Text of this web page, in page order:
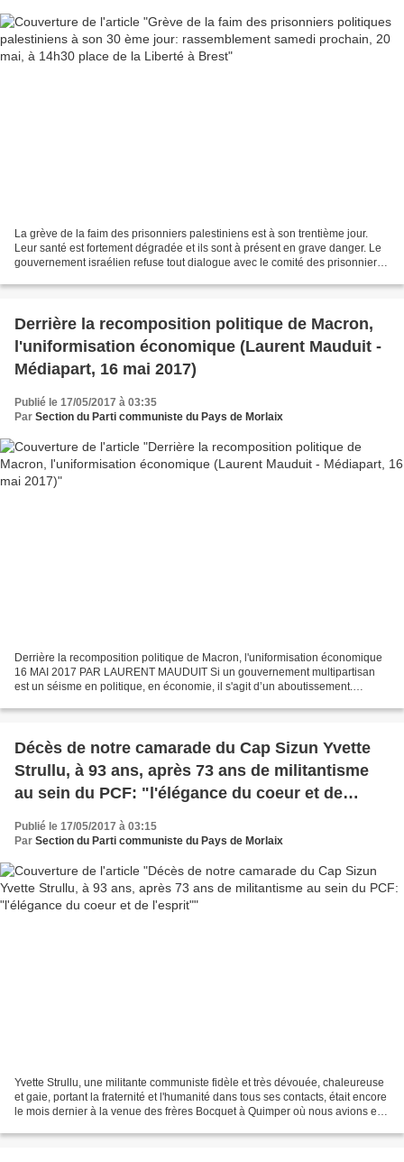
La grève de la faim des prisonniers palestiniens est à son trentième jour.
Leur santé est fortement dégradée et ils sont à présent en grave danger. Le
gouvernement israélien refuse tout dialogue avec le comité des prisonniers
Derrière la recomposition politique de Macron,
l'uniformisation économique (Laurent Mauduit -
Médiapart, 16 mai 2017)
Publié le 17/05/2017 à 03:35
Par Section du Parti communiste du Pays de Morlaix
Derrière la recomposition politique de Macron, l'uniformisation économique
16 MAI 2017 PAR LAURENT MAUDUIT Si un gouvernement multipartisan
est un séisme en politique, en économie, il s'agit d’un aboutissement.
Décès de notre camarade du Cap Sizun Yvette
Strullu, à 93 ans, après 73 ans de militantisme
au sein du PCF: "l'élégance du coeur et de
l'esprit"
Publié le 17/05/2017 à 03:15
Par Section du Parti communiste du Pays de Morlaix
Yvette Strullu, une militante communiste fidèle et très dévouée, chaleureuse
et gaie, portant la fraternité et l'humanité dans tous ses contacts, était encore
le mois dernier à la venue des frères Bocquet à Quimper où nous avions eu